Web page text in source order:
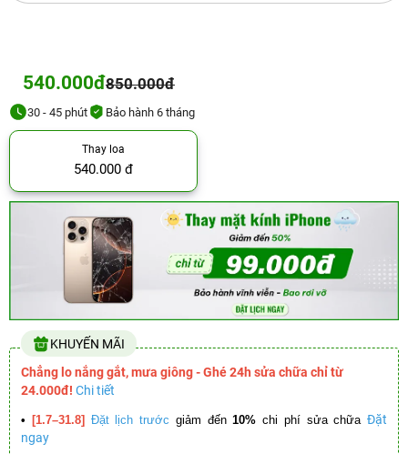
540.000đ850.000đ
30 - 45 phút Bảo hành 6 tháng
Thay loa
540.000 đ
KHUYẾN MÃI
Chẳng lo nắng gắt, mưa giông - Ghé 24h sửa chữa chỉ từ
24.000đ! Chi tiết
• [1.7–31.8] Đặt lịch trước giảm đến10% chi phí sửa chữa Đặt
ngay